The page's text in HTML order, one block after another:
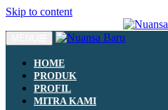
Skip to content
HOME
PRODUK
PROFIL
MITRA KAMI